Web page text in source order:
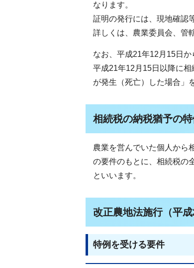
なります。
証明の発行には、現地確認
詳しくは、農業委員会、管
なお、平成21年12月15日か
平成21年12月15日以降に
が発生（死亡）した場合」
相続税の納税猶予の
農業を営んでいた個人から
の要件のもとに、相続税の
といいます。
改正農地法施行（平
特例を受ける要件